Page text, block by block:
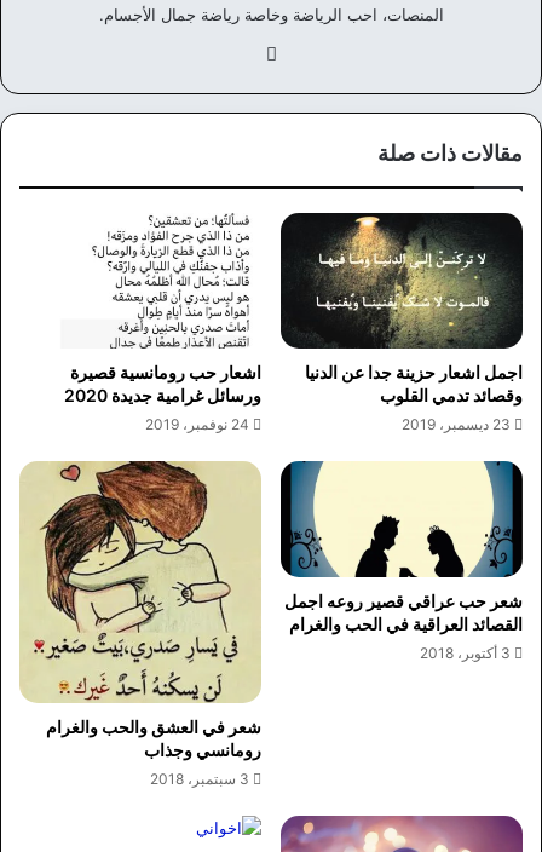
المنصات، احب الرياضة وخاصة رياضة جمال الأجسام.
وك
مقالات ذات صلة
اجمل اشعار حزينة جدا عن الدنيا
وقصائد تدمي القلوب
23 ديسمبر، 2019
اشعار حب رومانسية قصيرة
ورسائل غرامية جديدة 2020
24 نوفمبر، 2019
شعر حب عراقي قصير روعه اجمل
القصائد العراقية في الحب والغرام
3 أكتوبر، 2018
شعر في العشق والحب والغرام
رومانسي وجذاب
3 سبتمبر، 2018